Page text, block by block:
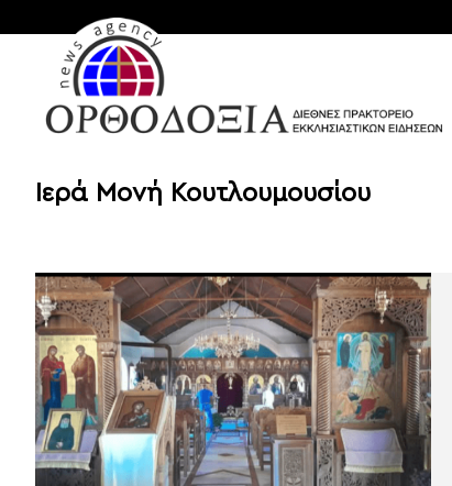
Ιερά Μονή Κουτλουμουσίου